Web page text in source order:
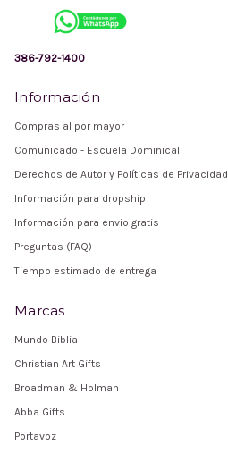
386-792-1400
Información
Compras al por mayor
Comunicado - Escuela Dominical
Derechos de Autor y Políticas de Privacidad
Información para dropship
Información para envio gratis
Preguntas (FAQ)
Tiempo estimado de entrega
Marcas
Mundo Biblia
Christian Art Gifts
Broadman & Holman
Abba Gifts
Portavoz